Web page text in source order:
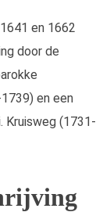
en 1662
door de
en een
Kruisweg (1731-